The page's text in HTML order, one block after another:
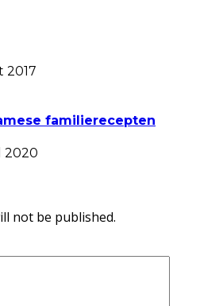
2017
familierecepten
2020
not be published.